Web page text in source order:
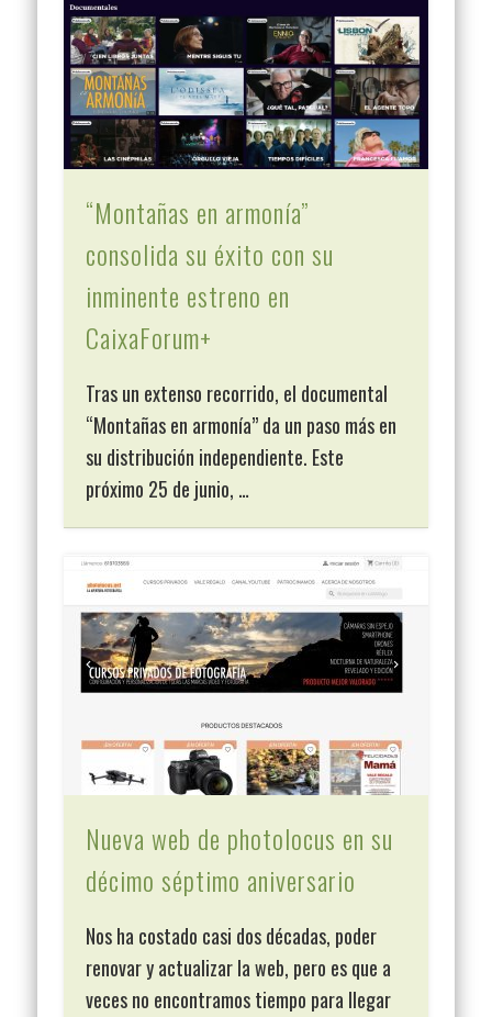
“Montañas en armonía”
consolida su éxito con su
inminente estreno en
CaixaForum+
Tras un extenso recorrido, el documental
“Montañas en armonía” da un paso más en
su distribución independiente. Este
próximo 25 de junio, …
Nueva web de photolocus en su
décimo séptimo aniversario
Nos ha costado casi dos décadas, poder
renovar y actualizar la web, pero es que a
veces no encontramos tiempo para llegar